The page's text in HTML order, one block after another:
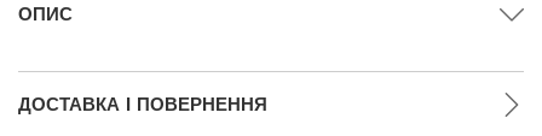
ОПИС
ДОСТАВКА І ПОВЕРНЕННЯ